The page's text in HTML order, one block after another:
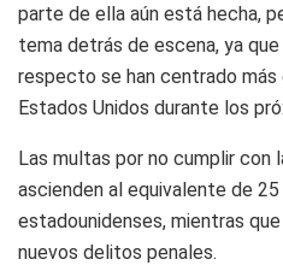
parte de ella aún está hecha,
tema detrás de escena, ya
respecto se han centrado más
Estados Unidos durante los
Las multas por no cumplir con
ascienden al equivalente de
estadounidenses, mientras
nuevos delitos penales.